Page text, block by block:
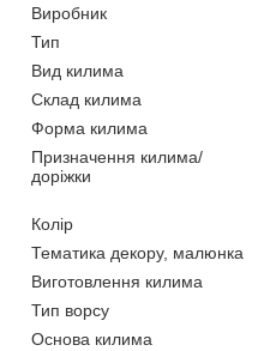
Виробник
Тип
Вид килима
Склад килима
Форма килима
Призначення килима/
доріжки
Колір
Тематика декору, малюнка
Виготовлення килима
Тип ворсу
Основа килима